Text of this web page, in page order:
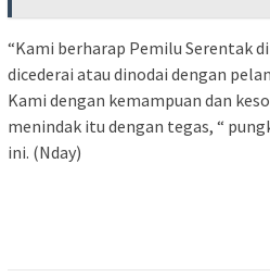
“Kami berharap Pemilu Serentak
dicederai atau dinodai dengan
Kami dengan kemampuan dan
menindak itu dengan tegas, “
ini. (Nday)